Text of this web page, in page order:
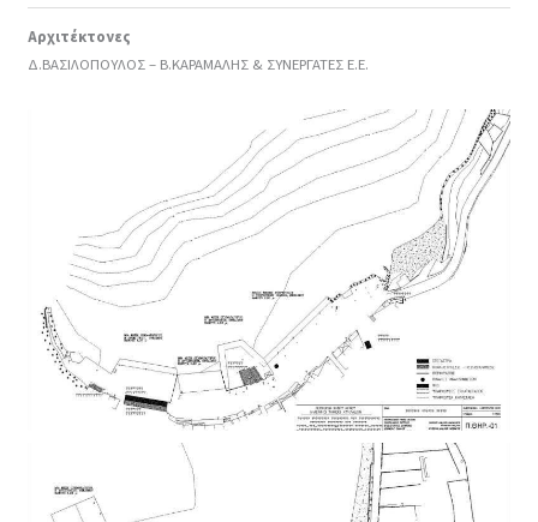
Αρχιτέκτονες
Δ.ΒΑΣΙΛΟΠΟΥΛΟΣ – Β.ΚΑΡΑΜΑΛΗΣ & ΣΥΝΕΡΓΑΤΕΣ Ε.Ε.